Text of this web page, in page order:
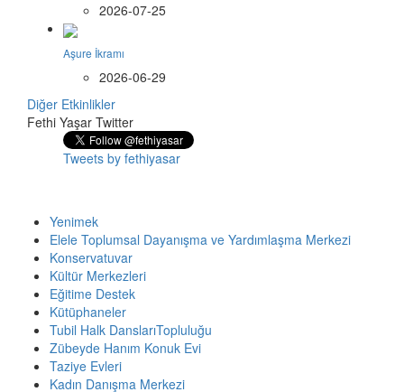
2026-07-25
Aşure İkramı
2026-06-29
Diğer Etkinlikler
Fethi Yaşar Twitter
Tweets by fethiyasar
Yenimek
Elele Toplumsal Dayanışma ve Yardımlaşma Merkezi
Konservatuvar
Kültür Merkezleri
Eğitime Destek
Kütüphaneler
Tubil Halk DanslarıTopluluğu
Zübeyde Hanım Konuk Evi
Taziye Evleri
Kadın Danışma Merkezi